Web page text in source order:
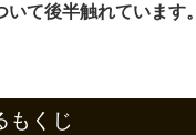
て後半触れています。
もくじ